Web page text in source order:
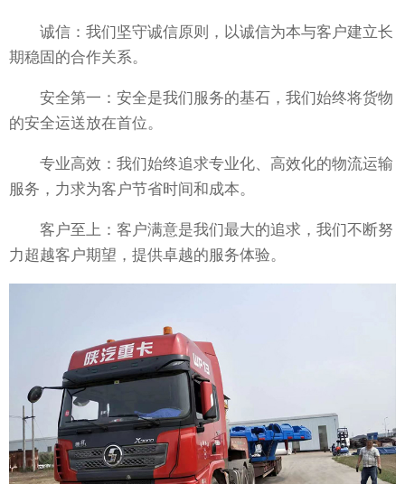
诚信：我们坚守诚信原则，以诚信为本与客户建立长
期稳固的合作关系。
安全第一：安全是我们服务的基石，我们始终将货物
的安全运送放在首位。
专业高效：我们始终追求专业化、高效化的物流运输
服务，力求为客户节省时间和成本。
客户至上：客户满意是我们最大的追求，我们不断努
力超越客户期望，提供卓越的服务体验。